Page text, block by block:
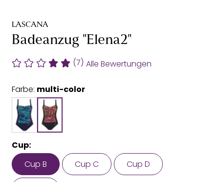
LASCANA
Badeanzug "Elena2"
(7) Alle Bewertungen
Farbe: multi-color
Cup:
Cup B
Cup C Cup D